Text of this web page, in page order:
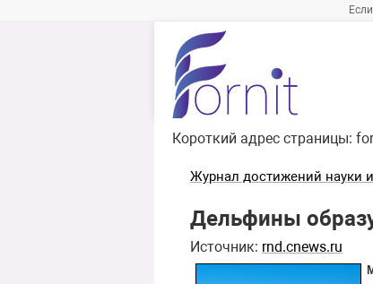
Короткий адрес страницы:
Журнал достижений науки
Дельфины
Источник: rnd.cnews.ru